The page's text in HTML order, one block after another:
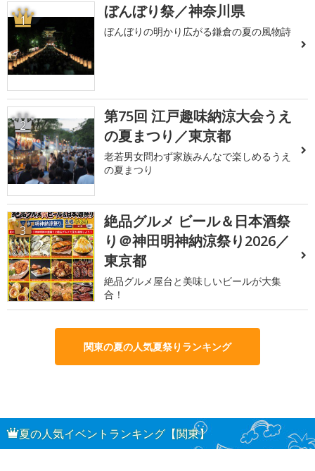
1 ぼんぼり祭／神奈川県
ぼんぼりの明かり広がる鎌倉の夏の風物詩
2
第75回 江戸趣味納涼大会うえ
の夏まつり／東京都
老若男女問わず家族みんなで楽しめるうえ
の夏まつり
3
絶品グルメ ビール＆日本酒祭
り＠神田明神納涼祭り2026／
東京都
絶品グルメ屋台と美味しいビールが大集
合！
関東の夏の人気夏祭りランキング
夏の人気イベントランキング【関東】